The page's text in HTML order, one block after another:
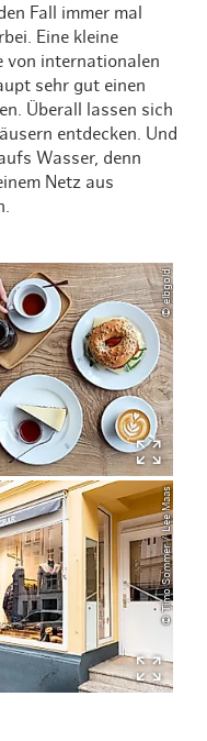
Fall immer mal
Eine kleine
von internationalen
sehr gut einen
Überall lassen sich
entdecken. Und
Wasser, denn
Netz aus
© elbgold
© Timo Sommer / Lee Maas